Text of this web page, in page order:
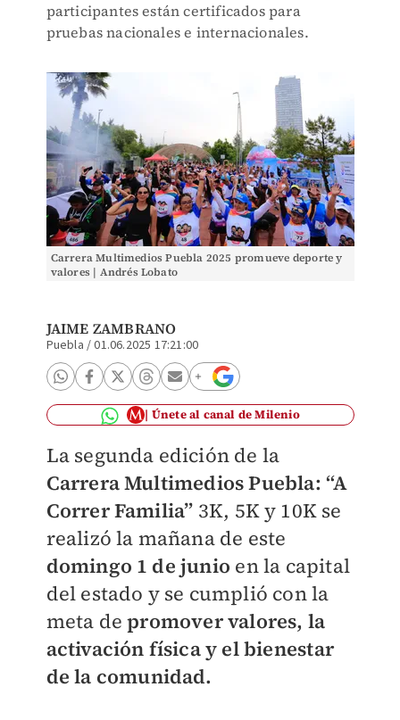
participantes están certificados para
pruebas nacionales e internacionales.
Carrera Multimedios Puebla 2025 promueve deporte y
valores | Andrés Lobato
JAIME ZAMBRANO
Puebla /01.06.2025 17:21:00
Únete al canal de Milenio
La segunda edición de la
Carrera Multimedios Puebla: “A
Correr Familia” 3K, 5K y 10K se
realizó la mañana de este
domingo 1 de junio en la capital
del estado y se cumplió con la
meta depromover valores, la
activación física y el bienestar
de la comunidad.